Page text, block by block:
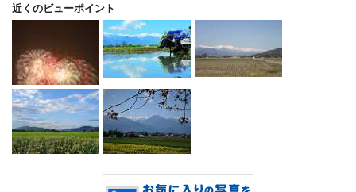
近くのビューポイント